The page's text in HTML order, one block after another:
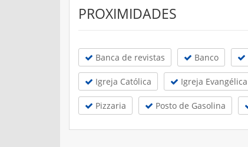
PROXIMIDADES
Banca de revistas Banco
Igreja Católica Igreja Evangélica
Pizzaria Posto de Gasolina